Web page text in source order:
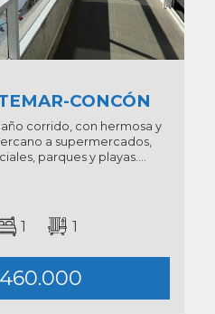
CONCÓN
corrido, con hermosa y
a supermercados,
parques y playas....
1 1